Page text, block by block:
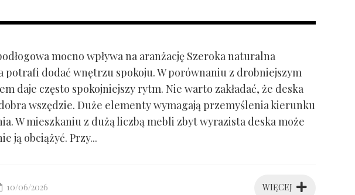
mocno wpływa na aranżację Szeroka naturalna
potrafi dodać wnętrzu spokoju. W porównaniu z drobniejszym
daje często spokojniejszy rytm. Nie warto zakładać, że deska
wszędzie. Duże elementy wymagają przemyślenia kierunku
W mieszkaniu z dużą liczbą mebli zbyt wyrazista deska może
ją obciążyć. Przy...
WIĘCEJ
10/06/2026